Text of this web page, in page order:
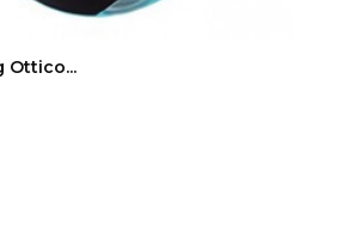
Ottico...